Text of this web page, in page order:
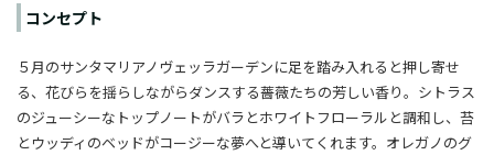
コンセプト
５月のサンタマリアノヴェッラガーデンに足を踏み入れると押し寄せ
る、花びらを揺らしながらダンスする薔薇たちの芳しい香り。シトラス
のジューシーなトップノートがバラとホワイトフローラルと調和し、苔
とウッディのベッドがコージーな夢へと導いてくれます。オレガノのグ